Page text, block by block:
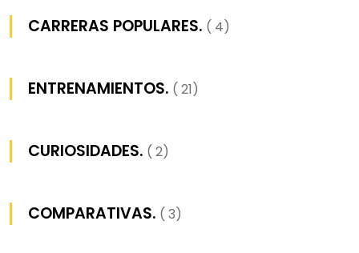
CARRERAS POPULARES. ( 4)
ENTRENAMIENTOS. ( 21)
CURIOSIDADES. ( 2)
COMPARATIVAS. ( 3)